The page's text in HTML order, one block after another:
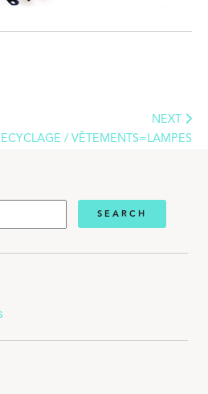
NEXT
/ VÊTEMENTS=LAMPES